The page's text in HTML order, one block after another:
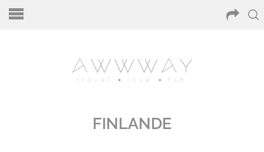
FINLANDE